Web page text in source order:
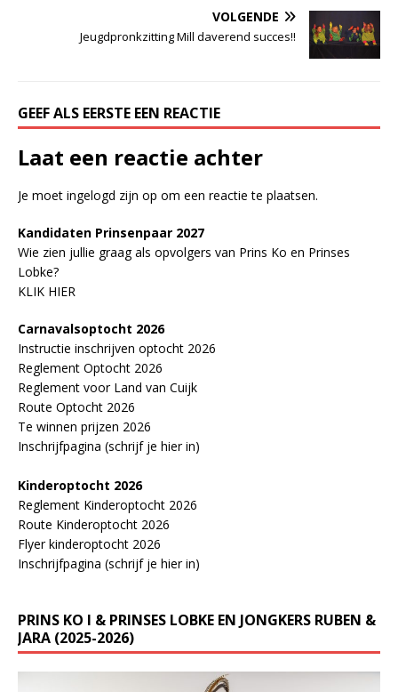
VOLGENDE
Jeugdpronkzitting Mill daverend succes!!
GEEF ALS EERSTE EEN REACTIE
Laat een reactie achter
Je moet ingelogd zijn op om een reactie te plaatsen.
Kandidaten Prinsenpaar 2027
Wie zien jullie graag als opvolgers van Prins Ko en Prinses
Lobke?
KLIK HIER
Carnavalsoptocht 2026
Instructie inschrijven optocht 2026
Reglement Optocht 2026
Reglement voor Land van Cuijk
Route Optocht 2026
Te winnen prijzen 2026
Inschrijfpagina (schrijf je hier in)
Kinderoptocht 2026
Reglement Kinderoptocht 2026
Route Kinderoptocht 2026
Flyer kinderoptocht 2026
Inschrijfpagina (schrijf je hier in)
PRINS KO I & PRINSES LOBKE EN JONGKERS RUBEN &
JARA (2025-2026)